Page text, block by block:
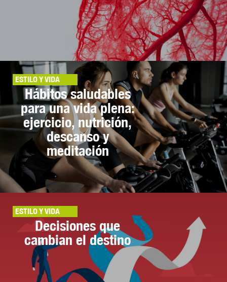
ESTILO Y VIDA
Hábitos saludables
para una vida plena:
ejercicio, nutrición,
descanso y
meditación
ESTILO Y VIDA
Decisiones que
cambian el destino